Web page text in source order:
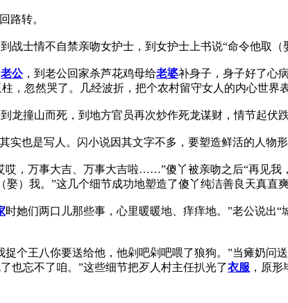
路转。
士情不自禁亲吻女护士，到女护士上书说“命令他取（
老公，到老公回家杀芦花鸡母给老婆补身子，身子好了心
，忽然哭了。几经波折，把个农村留守女人的内心世界
撞山而死，到地方官员再次炒作死龙谋财，情节起伏跌
实也是写人。闪小说因其文字不多，要塑造鲜活的人物
，万事大吉、万事大吉啦……”傻丫被亲吻之后“再见我
）我。”这几个细节成功地塑造了傻丫纯洁善良天真直爽
时她们两口儿那些事，心里暖暖地、痒痒地。”老公说出
王八你要送给他，他剁吧剁吧喂了狼狗。”当瘫奶问
也忘不了咱。”这些细节把歹人村主任扒光了衣服 ，原